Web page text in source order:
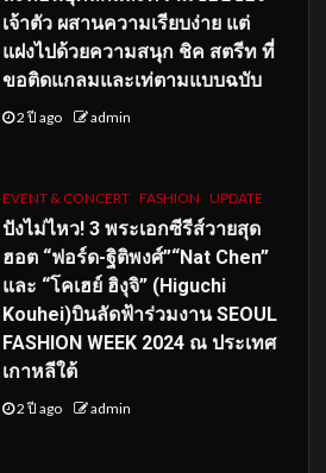
เจ้าตัว ผสานความเรียบง่าย แต่
แฝงไปด้วยความสนุก ชิค สตรีท ที่
ขอติดแกลมและเท่ตามแบบฉบับ
2 ปี ago admin
EVENT & CONCERT FASHION UPDATE
ปังไม่ไหว! 3 พระเอกซีรีส์วายสุด
ฮอต “ฟอร์ด-ฐิติพงศ์”“Nat Chen”
และ “โคเฮย์ ฮิงุจิ” (Higuchi
Kouhei)บินลัดฟ้าร่วมงาน SEOUL
FASHION WEEK 2024 ณ ประเทศ
เกาหลีใต้
2 ปี ago admin